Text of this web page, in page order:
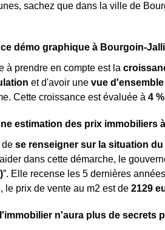
sachez que dans la ville de
démo graphique à Bourgoin-
à prendre en compte est la
et d'avoir une vue
Cette croissance est évaluée à 4 %
estimation des prix immobiliers
de se renseigner sur la situation
dans cette démarche, le
”. Elle recense les 5 dernières
le prix de vente au m2 est de 2129
n'aura plus de secrets